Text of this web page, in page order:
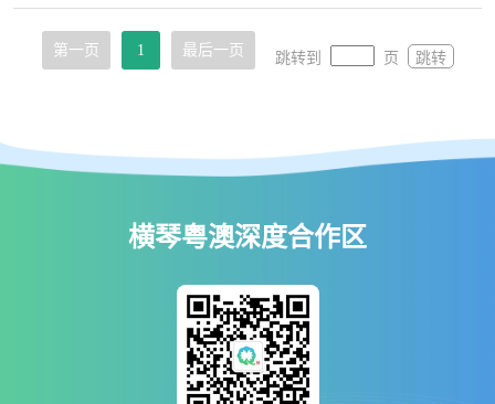
第一页 1 最后一页 跳转到 页 跳转
横琴粤澳深度合作区